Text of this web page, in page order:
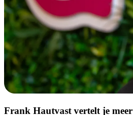
Frank Hautvast vertelt je meer